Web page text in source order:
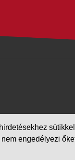
engedélyezi